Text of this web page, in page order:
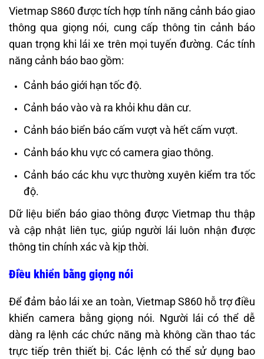
Vietmap S860 được tích hợp tính năng cảnh báo giao
thông qua giọng nói, cung cấp thông tin cảnh báo
quan trọng khi lái xe trên mọi tuyến đường. Các tính
năng cảnh báo bao gồm:
Cảnh báo giới hạn tốc độ.
Cảnh báo vào và ra khỏi khu dân cư.
Cảnh báo biển báo cấm vượt và hết cấm vượt.
Cảnh báo khu vực có camera giao thông.
Cảnh báo các khu vực thường xuyên kiểm tra tốc
độ.
Dữ liệu biển báo giao thông được Vietmap thu thập
và cập nhật liên tục, giúp người lái luôn nhận được
thông tin chính xác và kịp thời.
Điều khiển bằng giọng nói
Để đảm bảo lái xe an toàn, Vietmap S860 hỗ trợ điều
khiển camera bằng giọng nói. Người lái có thể dễ
dàng ra lệnh các chức năng mà không cần thao tác
trực tiếp trên thiết bị. Các lệnh có thể sử dụng bao